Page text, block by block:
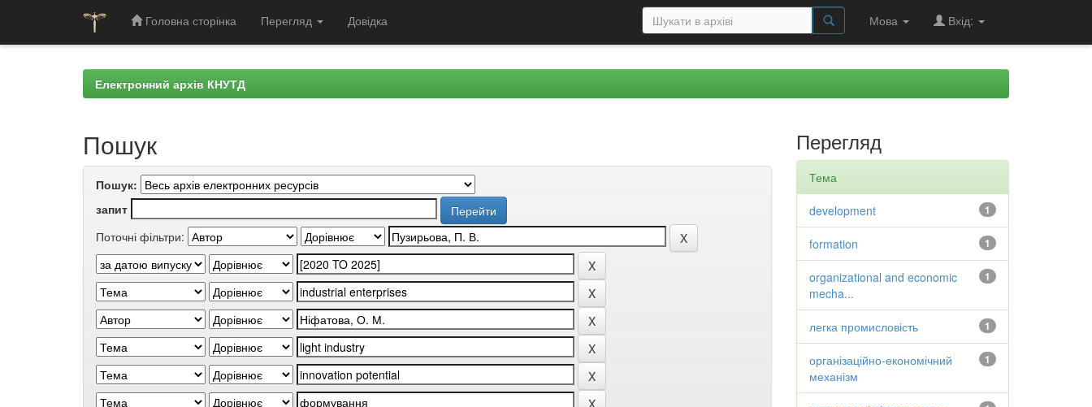
Головна сторінка Перегляд Довідка Мова Вхід:
Електронний архів КНУТД
Пошук
Пошук:
запит
Поточні фільтри:
Перегляд
Тема
1
development
1
formation
1
organizational and economic
mecha...
1
легка промисловість
1
організаційно-економічний
механізм